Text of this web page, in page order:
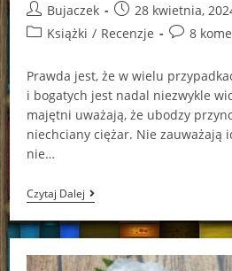
Post
author:
Bujaczek
Post
published:
28 kwietnia,
PostKsiążki / Recenzje
Post8
Prawda jest, że w wielu
i bogatych jest nadal niezwykle
majętni uważają, że ubodzy
niechciany ciężar. Nie zauważają
nie…
Czytaj DalejLady
Fortescue
Wkracza
Na
M.C.